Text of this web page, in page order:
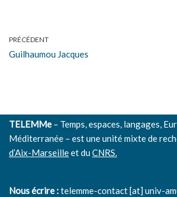
PRÉCÉDENT
Guilhaumou Jacques
TELEMMe – Temps, espaces, langages,
Méditerranée – est une unité mixte de
d’Aix-Marseilleet duCNRS.
Nous écrire :telemme-contact [at] univ-